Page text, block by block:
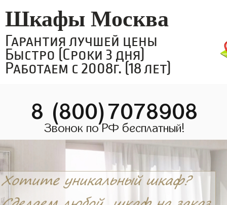
Шкафы Москва
Гарантия лучшей цены
Быстро (Сроки 3 дня)
Работаем с 2008г. (18 лет)
8 (800)7078908
Звонок по РФ бесплатный!